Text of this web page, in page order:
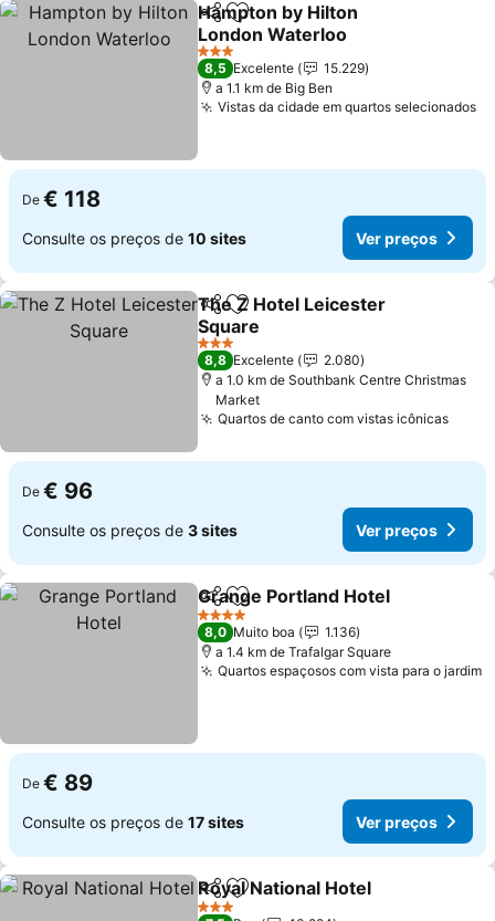
PartilharAdicionar aos favoritos
Hampton by Hilton
London Waterloo
Ver preços
3 Estrelas
8,5 Excelente
15.229
a 1.1 km de Big Ben
Vistas da cidade em quartos selecionados
De € 118
Consulte os preços de 10 sites Ver preços
PartilharAdicionar aos favoritos
The Z Hotel Leicester
Square
Ver preços
3 Estrelas
8,8 Excelente
2.080
a 1.0 km de Southbank Centre Christmas
Market
Quartos de canto com vistas icônicasVer
De € 96
Consulte os preços de 3 sites Ver preços
PartilharAdicionar aos favoritos
Grange Portland Hotel
4 Estrelas
8,0 Muito boa
1.136
a 1.4 km de Trafalgar Square
Quartos espaçosos com vista para o jardim
De € 89
Consulte os preços de 17 sites Ver preços
PartilharAdicionar aos favoritos
Royal National Hotel
3 Estrelas